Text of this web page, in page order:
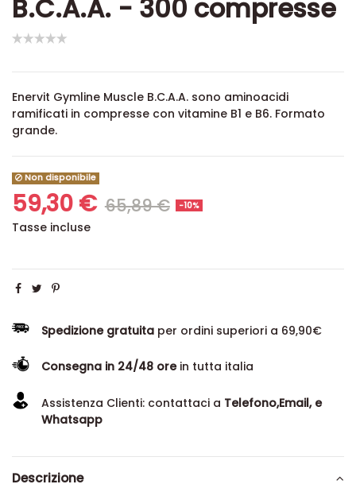
B.C.A.A. - 300 compresse
Enervit Gymline Muscle B.C.A.A. sono aminoacidi
ramificati in compresse con vitamine B1 e B6. Formato
grande.
Non disponibile
59,30 € 65,89 € -10%
Tasse incluse
Spedizione gratuita per ordini superiori a 69,90€
Consegna in 24/48 orein tutta italia
Assistenza Clienti: contattaci a Telefono,Email, e
Whatsapp
Descrizione